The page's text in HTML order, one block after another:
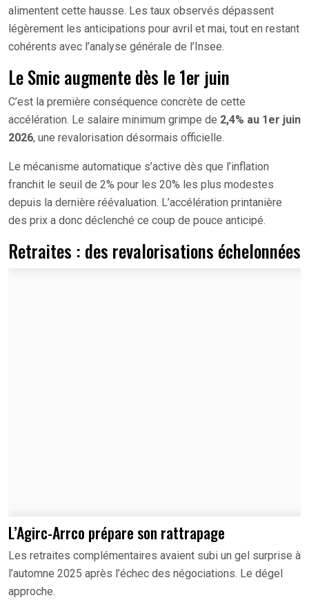
alimentent cette hausse. Les taux observés dépassent
légèrement les anticipations pour avril et mai, tout en restant
cohérents avec l’analyse générale de l’Insee.
Le Smic augmente dès le 1er juin
C’est la première conséquence concrète de cette
accélération. Le salaire minimum grimpe de 2,4% au 1er juin
2026, une revalorisation désormais officielle.
Le mécanisme automatique s’active dès que l’inflation
franchit le seuil de 2% pour les 20% les plus modestes
depuis la dernière réévaluation. L’accélération printanière
des prix a donc déclenché ce coup de pouce anticipé.
Retraites : des revalorisations échelonnées
L’Agirc-Arrco prépare son rattrapage
Les retraites complémentaires avaient subi un gel surprise à
l’automne 2025 après l’échec des négociations. Le dégel
approche.